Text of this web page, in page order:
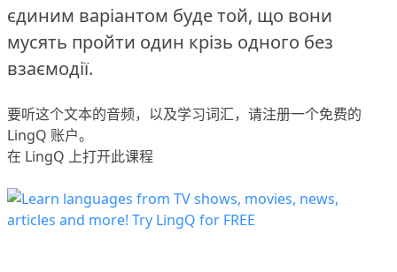
єдиним варіантом буде той, що вони
мусять пройти один крізь одного без
взаємодії.
要听这个文本的音频，以及学习词汇，请注册一个免费的
LingQ 账户。
在 LingQ 上打开此课程